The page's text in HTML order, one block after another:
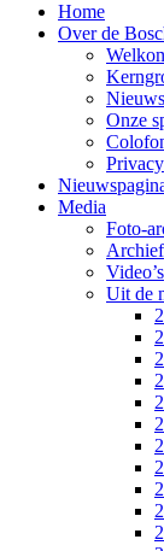
Home
Over de
Onze
Privacy
Media
Foto-
Archief
Video’s
Uit de